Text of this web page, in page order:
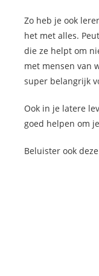
Zo heb je ook
het met alles.
die ze helpt om
met mensen van
super belangrijk
Ook in je latere
goed helpen om
Beluister ook